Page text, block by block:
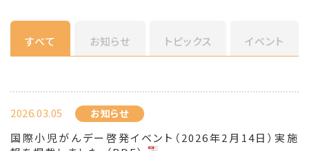
すべて お知らせ トピックス イベント
2026.03.05 お知らせ
国際小児がんデー啓発イベント（2026年2月14日）実施